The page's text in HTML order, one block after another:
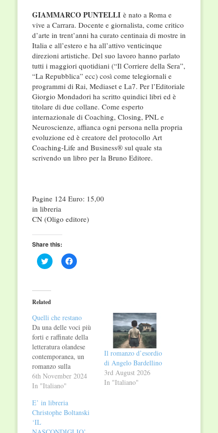
GIAMMARCO PUNTELLI è nato a Roma e
vive a Carrara. Docente e giornalista, come critico
d’arte in trent’anni ha curato centinaia di mostre in
Italia e all’estero e ha all’attivo venticinque
direzioni artistiche. Del suo lavoro hanno parlato
tutti i maggiori quotidiani (“Il Corriere della Sera”,
“La Repubblica” ecc) così come telegiornali e
programmi di Rai, Mediaset e La7. Per l’Editoriale
Giorgio Mondadori ha scritto quindici libri ed è
titolare di due collane. Come esperto
internazionale di Coaching, Closing, PNL e
Neuroscienze, affianca ogni persona nella propria
evoluzione ed è creatore del protocollo Art
Coaching-Life and Business® sul quale sta
scrivendo un libro per la Bruno Editore.
Pagine 124 Euro: 15,00
in libreria
CN (Oligo editore)
Share this:
Click
to
(Opens
in
new
Click
to
Related
Quelli che restano
Da una delle voci più
forti e raffinate della
letteratura olandese
contemporanea, un
romanzo sulla
solitudine e la
singletudine come
sulla partita tra
individuo e legami
famigliari, e sul corpo
6th November 2024
In "Italiano"
Il romanzo d’esordio
di Angelo Bardellino
3rd August 2026
In "Italiano"
E’ in libreria
Christophe Boltanski
‘IL